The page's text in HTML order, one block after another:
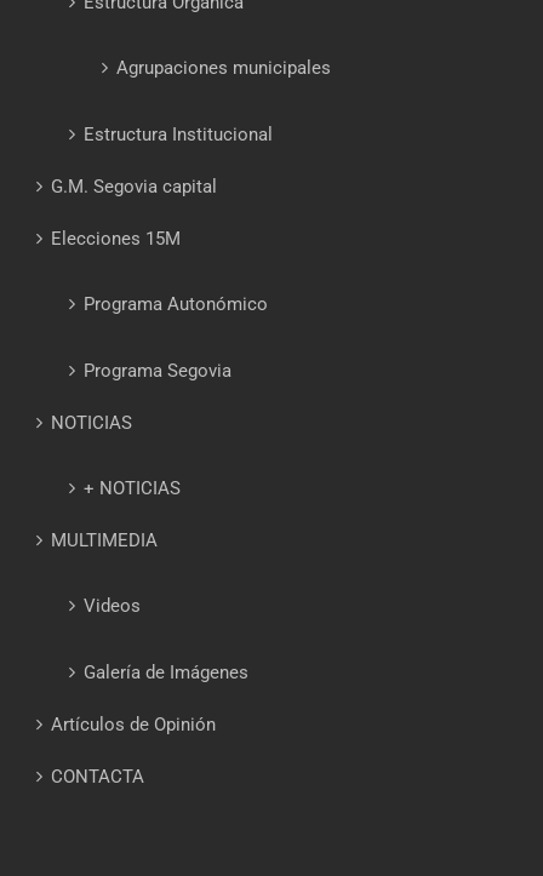
Agrupaciones municipales
Estructura Institucional
G.M. Segovia capital
Elecciones 15M
Programa Autonómico
Programa Segovia
NOTICIAS
+ NOTICIAS
MULTIMEDIA
Videos
Galería de Imágenes
Artículos de Opinión
CONTACTA